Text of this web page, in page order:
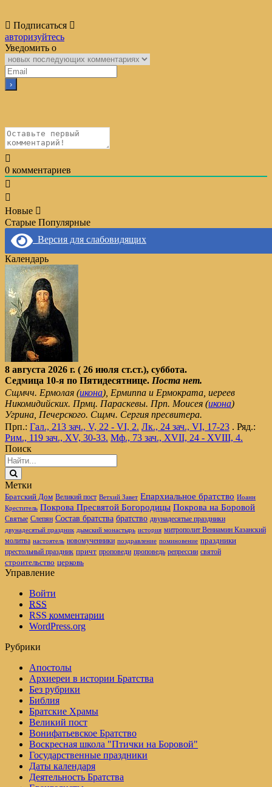
Подписаться
авторизуйтесь
Уведомить о
0 комментариев
Новые
Старые Популярные
Версия для слабовидящих
Календарь
8 августа 2026 г. ( 26 июля ст.ст.), суббота.
Седмица 10-я по Пятидесятнице. Поста нет.
Сщмчч. Ермолая (икона), Ермиппа и Ермократа, иереев
Никомидийских. Прмц. Параскевы. Прп. Моисея (икона)
Угрина, Печерского. Сщмч. Сергия пресвитера.
Прп.: Гал., 213 зач., V, 22 - VI, 2. Лк., 24 зач., VI, 17-23 . Ряд.:
Рим., 119 зач., XV, 30-33. Мф., 73 зач., XVII, 24 - XVIII, 4.
Поиск
Метки
Братский Дом Великий пост Ветхий Завет Епархиальное братство Иоанн
Креститель Покрова Пресвятой Богородицы Покрова на Боровой
Святые Слепян Состав братства братство двунадесятые праздники
двунадесятый праздник дымский монастырь история митрополит Вениамин Казанский
молитва настоятель новомученники поздравление поминовение праздники
престольный праздник причт проповеди проповедь репрессии святой
строительство церковь
Управление
Войти
RSS
RSS комментарии
WordPress.org
Рубрики
Апостолы
Архиереи в истории Братства
Без рубрики
Библия
Братские Храмы
Великий пост
Вонифатьевское Братство
Воскресная школа "Птички на Боровой"
Государственные праздники
Даты календаря
Деятельность Братства